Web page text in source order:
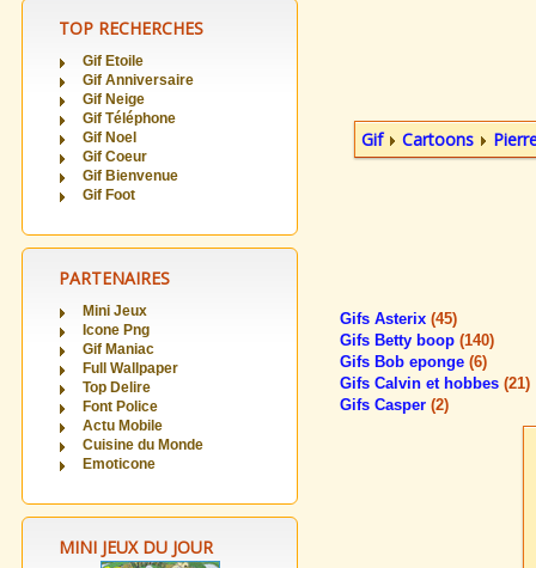
TOP RECHERCHES
Gif Etoile
Gif Anniversaire
Gif Neige
Gif Téléphone
Gif Noel
Gif Coeur
Gif Bienvenue
Gif Foot
PARTENAIRES
Mini Jeux
Icone Png
Gif Maniac
Full Wallpaper
Top Delire
Font Police
Actu Mobile
Cuisine du Monde
Emoticone
MINI JEUX DU JOUR
Gif Cartoons
Gifs Asterix (45)
Gifs Betty boop (140)
Gifs Bob eponge (6)
Gifs Calvin et hobbes (21)
Gifs Casper (2)